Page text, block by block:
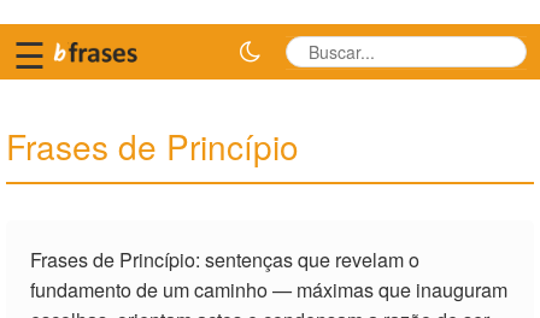
☰
Frases de Princípio
Frases de Princípio: sentenças que revelam o
fundamento de um caminho — máximas que inauguram